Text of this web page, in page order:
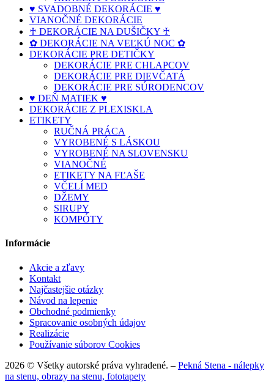
♥ SVADOBNÉ DEKORÁCIE ♥
VIANOČNÉ DEKORÁCIE
♰ DEKORÁCIE NA DUŠIČKY ♰
✿ DEKORÁCIE NA VEĽKÚ NOC ✿
DEKORÁCIE PRE DETIČKY
DEKORÁCIE PRE CHLAPCOV
DEKORÁCIE PRE DIEVČATÁ
DEKORÁCIE PRE SÚRODENCOV
♥ DEŇ MATIEK ♥
DEKORÁCIE Z PLEXISKLA
ETIKETY
RUČNÁ PRÁCA
VYROBENÉ S LÁSKOU
VYROBENÉ NA SLOVENSKU
VIANOČNÉ
ETIKETY NA FĽAŠE
VČELÍ MED
DŽEMY
SIRUPY
KOMPÓTY
Informácie
Akcie a zľavy
Kontakt
Najčastejšie otázky
Návod na lepenie
Obchodné podmienky
Spracovanie osobných údajov
Realizácie
Používanie súborov Cookies
2026 © Všetky autorské práva vyhradené. – Pekná Stena - nálepky
na stenu, obrazy na stenu, fototapety